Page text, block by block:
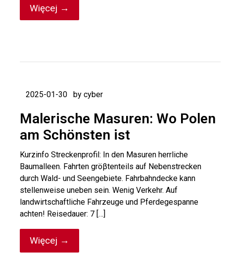
Więcej →
2025-01-30 by cyber
Malerische Masuren: Wo Polen
am Schönsten ist
Kurzinfo Streckenprofil: In den Masuren herrliche
Baumalleen. Fahrten gröβtenteils auf Nebenstrecken
durch Wald- und Seengebiete. Fahrbahndecke kann
stellenweise uneben sein. Wenig Verkehr. Auf
landwirtschaftliche Fahrzeuge und Pferdegespanne
achten! Reisedauer: 7 […]
Więcej →